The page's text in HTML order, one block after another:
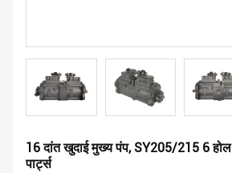
16 दांत खुदाई मुख्य पंप, SY205/215 6
पार्ट्स